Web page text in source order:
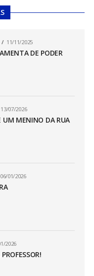
11/11/2025
DE PODER
13/07/2026
UM MENINO DA RUA
06/01/2026
2026